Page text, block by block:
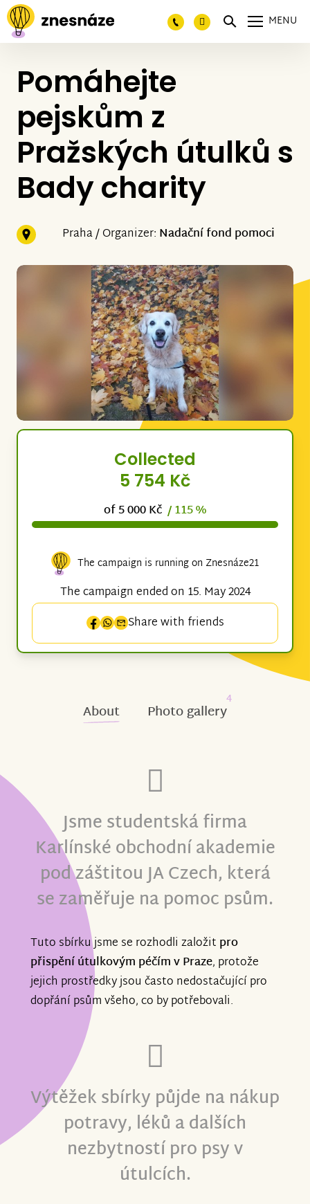
MENU
Pomáhejte
pejskům z
Pražských útulků s
Bady charity
Praha / Organizer: Nadační fond pomoci
Collected
5 754 Kč
of 5 000 Kč / 115 %
The campaign is running on Znesnáze21
The campaign ended on 15. May 2024
Share with friends
About Photo gallery
4
Jsme studentská firma
Karlínské obchodní akademie
pod záštitou JA Czech, která
se zaměřuje na pomoc psům.
Tuto sbírku jsme se rozhodli založit pro
přispění útulkovým péčím v Praze, protože
jejich prostředky jsou často nedostačující pro
dopřání psům všeho, co by potřebovali.
Výtěžek sbírky půjde na nákup
potravy, léků a dalších
nezbytností pro psy v
útulcích.